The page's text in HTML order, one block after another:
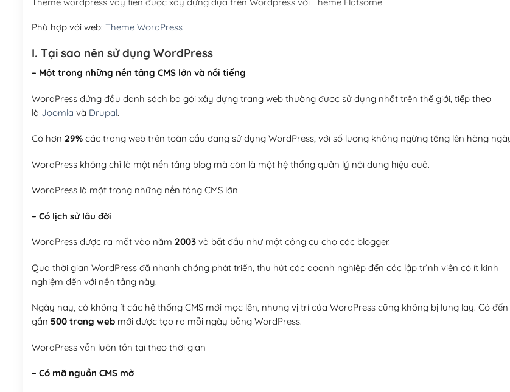
Theme wordpress vay tiền được xây dựng dựa trên Wordpress với Theme Flatsome
Phù hợp với web: Theme WordPress
I. Tại sao nên sử dụng WordPress
– Một trong những nền tảng CMS lớn và nổi tiếng
WordPress đứng đầu danh sách ba gói xây dựng trang web thường được sử dụng nhất trên thế giới, tiếp theo
là Joomla và Drupal.
Có hơn 29%các trang web trên toàn cầu đang sử dụng WordPress, với số lượng không ngừng tăng lên hàng
WordPress không chỉ là một nền tảng blog mà còn là một hệ thống quản lý nội dung hiệu quả.
WordPress là một trong những nền tảng CMS lớn
– Có lịch sử lâu đời
WordPress được ra mắt vào năm 2003và bắt đầu như một công cụ cho các blogger.
Qua thời gian WordPress đã nhanh chóng phát triển, thu hút các doanh nghiệp đến các lập trình viên có ít kinh
nghiệm đến với nền tảng này.
Ngày nay, có không ít các hệ thống CMS mới mọc lên, nhưng vị trí của WordPress cũng không bị lung lay. Có đến
gần 500 trang webmới được tạo ra mỗi ngày bằng WordPress.
WordPress vẫn luôn tồn tại theo thời gian
– Có mã nguồn CMS mở